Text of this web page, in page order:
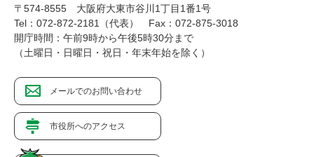
〒574-8555 大阪府大東市谷川1丁目1番1号
Tel：072-872-2181（代表）
Fax：072-875-3018
開庁時間：午前9時から午後5時30分まで
（土曜日・日曜日・祝日・年末年始を除く）
メールでのお問い合わせ
市役所へのアクセス